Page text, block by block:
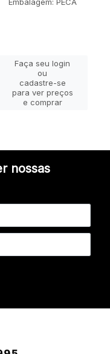
Embalagem: PECA
Faça seu login
ou
cadastre-se
para ver preços
e comprar
nossas